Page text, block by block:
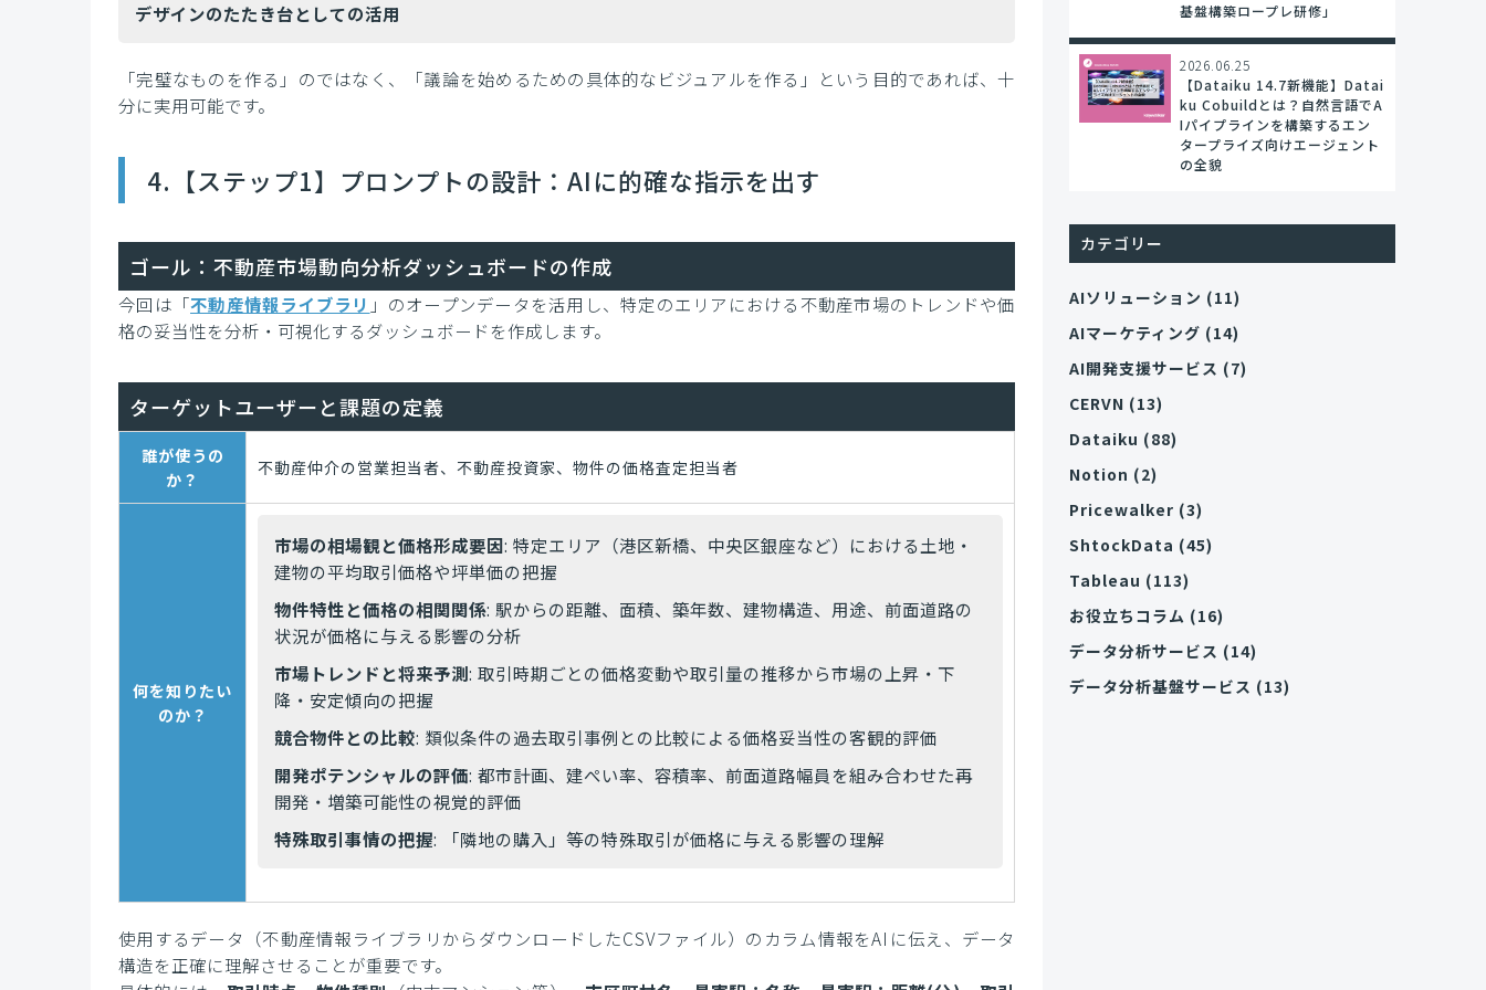
デザインのたたき台としての活用
「完璧なものを作る」のではなく、「議論を始めるための具体的なビジュアルを作る」という目的であれば、十
分に実用可能です。
4.【ステップ1】プロンプトの設計：AIに的確な指示を出す
ゴール：不動産市場動向分析ダッシュボードの作成
今回は「不動産情報ライブラリ 」のオープンデータを活用し、特定のエリアにおける不動産市場のトレンドや価
格の妥当性を分析・可視化するダッシュボードを作成します。
ターゲットユーザーと課題の定義
誰が使うの
か？
不動産仲介の営業担当者、不動産投資家、物件の価格査定担当者
何を知りたい
のか？
市場の相場観と価格形成要因: 特定エリア（港区新橋、中央区銀座など）における土地・
建物の平均取引価格や坪単価の把握
物件特性と価格の相関関係: 駅からの距離、面積、築年数、建物構造、用途、前面道路の
状況が価格に与える影響の分析
市場トレンドと将来予測: 取引時期ごとの価格変動や取引量の推移から市場の上昇・下
降・安定傾向の把握
競合物件との比較: 類似条件の過去取引事例との比較による価格妥当性の客観的評価
開発ポテンシャルの評価: 都市計画、建ぺい率、容積率、前面道路幅員を組み合わせた再
開発・増築可能性の視覚的評価
特殊取引事情の把握: 「隣地の購入」等の特殊取引が価格に与える影響の理解
使用するデータ（不動産情報ライブラリからダウンロードしたCSVファイル）のカラム情報をAIに伝え、データ
構造を正確に理解させることが重要です。
基盤構築ロープレ研修」
2026.06.25
【Dataiku 14.7新機能】Datai
ku Cobuildとは？自然言語でA
Iパイプラインを構築するエン
タープライズ向けエージェント
の全貌
カテゴリー
AIソリューション (11)
AIマーケティング (14)
AI開発支援サービス (7)
CERVN (13)
Dataiku (88)
Notion (2)
Pricewalker (3)
ShtockData (45)
Tableau (113)
お役立ちコラム (16)
データ分析サービス (14)
データ分析基盤サービス (13)